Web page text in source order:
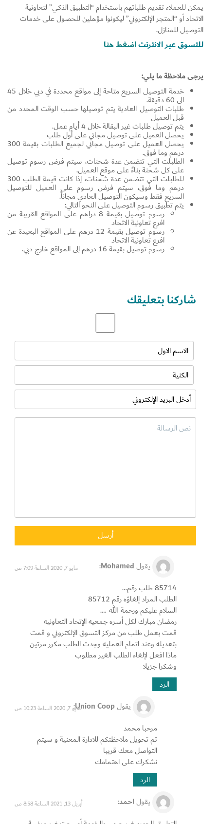
يمكن للعملاء تقديم طلباتهم باستخدام “التطبيق الذكي” لتعاونية
الاتحاد أو “المتجر الإلكتروني” ليكونوا مؤهلين للحصول على خدمات
التوصيل للمنازل.
للتسوق عبر الانترنتاضغط هنا
يرجى ملاحظة ما يلي:
خدمة التوصيل السريع متاحة إلى مواقع محددة في دبي خلال 45
الى 60 دقيقة.
طلبات التوصيل العادية يتم توصيلها حسب الوقت المحدد من
قبل العميل
يتم توصيل طلبات غير البقالة خلال 4 أيام عمل.
يحصل العميل على توصيل مجاني على أول طلب
يحصل العميل على توصيل مجاني لجميع الطلبات بقيمة 300
درهم وما فوق.
الطلبلت التي تتضمن عدة شحنات، سيتم فرض رسوم توصيل
على كل شحنة بناءً على موقع العميل.
للطلبلت التي تتضمن عدة شحنات، إذا كانت قيمة الطلب 300
درهم وما فوق، سيتم فرض رسوم على العميل للتوصيل
السريع فقط وسيكون التوصيل العادي مجاناً.
يتم تطبيق رسوم التوصيل على النحو التالي:
رسوم توصيل بقيمة 8 دراهم على المواقع القريبة من
افرع تعاونية الاتحاد
رسوم توصيل بقيمة 12 درهم على المواقع البعيدة عن
افرع تعاونية الاتحاد
رسوم توصيل بقيمة 16 درهم إلى المواقع خارج دبي.
شاركنا بتعليقك
يقولMohamed
: مايو 7, 2020 الساعة 7:09 ص
85714 طلب رقم…
الطلب المراد إلغاؤه رقم 85712
السلام عليكم ورحمة الله ….
رمضان مبارك لكل أسره جمعيه الإتحاد التعاونيه
قمت بعمل طلب من مركز التسوق الإلكتروني و قمت
بتعديله وعند اتمام العمليه وجدت الطلب مكرر مرتين
ماذا افعل لإلغاء الطلب الغير مطلوب
وشكرا جزيلا
الرد
يقولUnion Coop
:
مايو 7, 2020 الساعة 10:23 ص
مرحبا محمد
تم تحويل ملاحظتكم للادارة المعنية و سيتم
التواصل معك قريبا
نشكرك على اهتمامك
الرد
يقولاحمد: أبريل 13, 2021 الساعة 8:58 ص